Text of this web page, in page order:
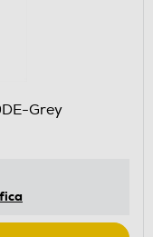
Grey